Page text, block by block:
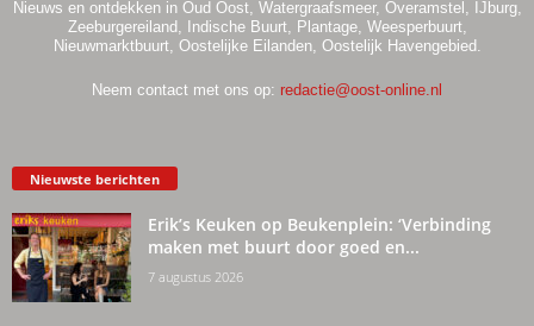
Nieuws en ontdekken in Oud Oost, Watergraafsmeer, Overamstel, IJburg,
Zeeburgereiland, Indische Buurt, Plantage, Weesperbuurt,
Nieuwmarktbuurt, Oostelijke Eilanden, Oostelijk Havengebied.
Neem contact met ons op: redactie@oost-online.nl
Nieuwste berichten
Erik’s Keuken op Beukenplein: ‘Verbinding
maken met buurt door goed en...
7 augustus 2026